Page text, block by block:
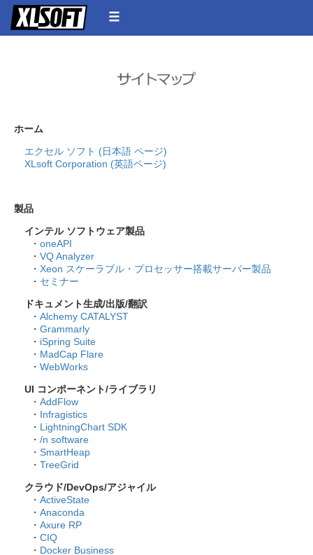
ホーム
エクセル ソフト (日本語 ページ)
XLsoft Corporation (英語ページ)
製品
インテル ソフトウェア製品
・ oneAPI
・ VQ Analyzer
・ Xeon スケーラブル・プロセッサー搭載サーバー製品
・ セミナー
ドキュメント生成/出版/翻訳
・ Alchemy CATALYST
・ Grammarly
・ iSpring Suite
・ MadCap Flare
・ WebWorks
UI コンポーネント/ライブラリ
・ AddFlow
・ Infragistics
・ LightningChart SDK
・ /n software
・ SmartHeap
・ TreeGrid
クラウド/DevOps/アジャイル
・ ActiveState
・ Anaconda
・ Axure RP
・ CIQ
・ Docker Business